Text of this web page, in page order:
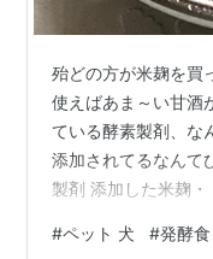
殆どの方が米麹を買
使えばあま～い甘酒
ている酵素製剤、な
添加されてるなんて
製剤 添加した米麹
🌾種麹菌によってそ
#ペット 犬 #発酵